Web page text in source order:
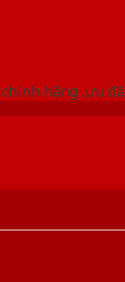
hãng ,ưu